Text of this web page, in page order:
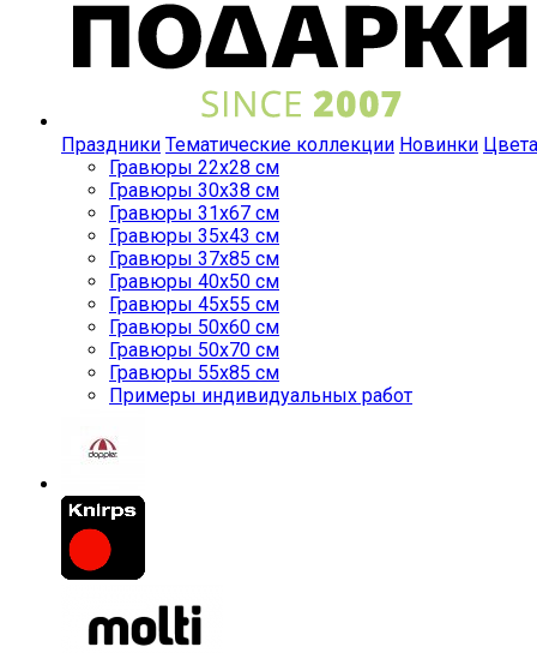
Праздники Тематические коллекции Новинки Цвета
Гравюры 22x28 см
Гравюры 30x38 см
Гравюры 31x67 см
Гравюры 35x43 см
Гравюры 37x85 см
Гравюры 40x50 см
Гравюры 45x55 см
Гравюры 50x60 см
Гравюры 50x70 см
Гравюры 55x85 см
Примеры индивидуальных работ